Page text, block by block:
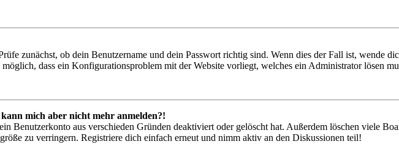
zunächst, ob dein Benutzername und dein Passwort richtig sind. Wenn dies der Fall ist, wende
dass ein Konfigurationsproblem mit der Website vorliegt, welches ein Administrator lösen
mich aber nicht mehr anmelden?!
Benutzerkonto aus verschieden Gründen deaktiviert oder gelöscht hat. Außerdem löschen viele
zu verringern. Registriere dich einfach erneut und nimm aktiv an den Diskussionen teil!